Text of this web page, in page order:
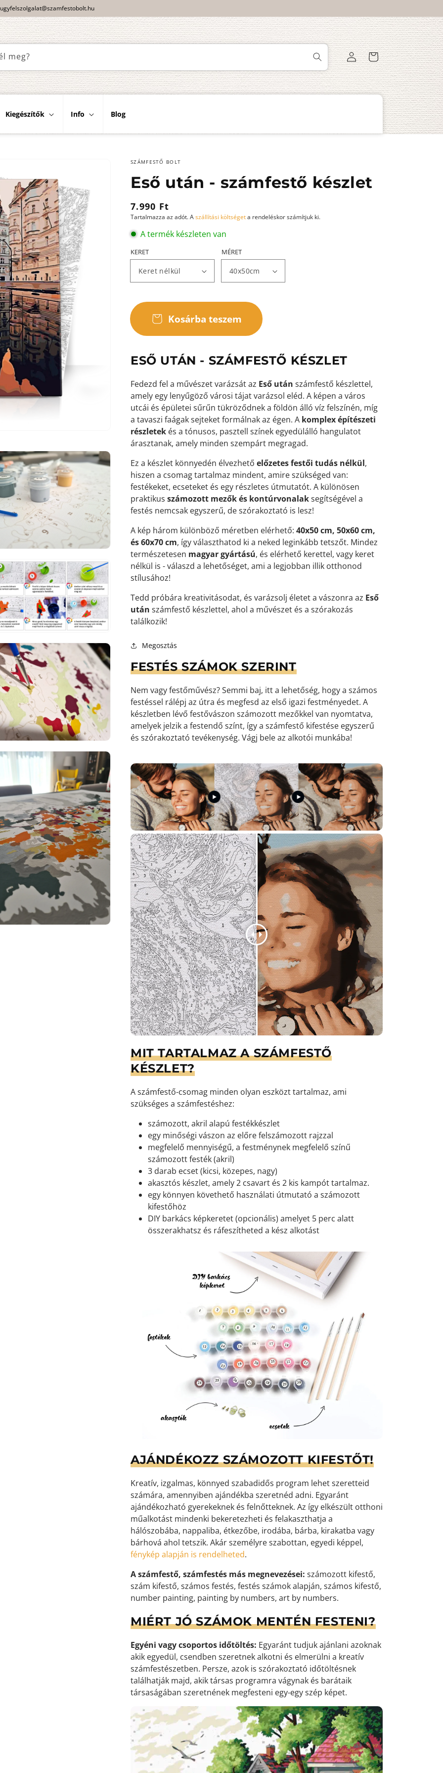
ugyfelszolgalat@szamfestobolt.hu
meg? BejelentkezésKosár
Kiegészítők Info Blog
7.
médiafájl
megnyitása
galérianézetben
8.
médiafájl
megnyitása
galérianézetben
médiafájl
megnyitása
galérianézetben
10.
médiafájl
megnyitása
galérianézetben
SZÁMFESTŐ BOLT
Eső után - számfestő készlet
Normál
ár
7.990 Ft
Tartalmazza az adót. Aszállítási költségeta rendeléskor számítjuk ki.
A termék készleten van
KERET MÉRET
Kosárba teszem
ESŐ UTÁN - SZÁMFESTŐ KÉSZLET
Fedezd fel a művészet varázsát az Eső után számfestő készlettel,
amely egy lenyűgöző városi tájat varázsol eléd. A képen a város
utcái és épületei sűrűn tükröződnek a földön álló víz felszínén, míg
a tavaszi faágak sejteket formálnak az égen. A komplex építészeti
részletek és a tónusos, pasztell színek egyedülálló hangulatot
árasztanak, amely minden szempárt megragad.
Ez a készlet könnyedén élvezhető előzetes festői tudás nélkül,
hiszen a csomag tartalmaz mindent, amire szükséged van:
festékeket, ecseteket és egy részletes útmutatót. A különösen
praktikus számozott mezők és kontúrvonalaksegítségével a
festés nemcsak egyszerű, de szórakoztató is lesz!
A kép három különböző méretben elérhető: 40x50 cm, 50x60 cm,
és 60x70 cm, így választhatod ki a neked leginkább tetszőt. Mindez
természetesen magyar gyártású, és elérhető kerettel, vagy keret
nélkül is - válaszd a lehetőséget, ami a legjobban illik otthonod
stílusához!
Tedd próbára kreativitásodat, és varázsolj életet a vászonra az Eső
után számfestő készlettel, ahol a művészet és a szórakozás
találkozik!
Megosztás
FESTÉS SZÁMOK SZERINT
Nem vagy festőművész? Semmi baj, itt a lehetőség, hogy a számos
festéssel rálépj az útra és megfesd az első igazi festményedet. A
készletben lévő festővászon számozott mezőkkel van nyomtatva,
amelyek jelzik a festendő színt, így a számfestő kifestése egyszerű
és szórakoztató tevékenység. Vágj bele az alkotói munkába!
MIT TARTALMAZ A SZÁMFESTŐ
KÉSZLET?
A számfestő-csomag minden olyan eszközt tartalmaz, ami
szükséges a számfestéshez:
számozott, akril alapú festékkészlet
egy minőségi vászon az előre felszámozott rajzzal
megfelelő mennyiségű, a festménynek megfelelő színű
számozott festék (akril)
3 darab ecset (kicsi, közepes, nagy)
akasztós készlet, amely 2 csavart és 2 kis kampót tartalmaz.
egy könnyen követhető használati útmutató a számozott
kifestőhöz
DIY barkács képkeretet (opcionális) amelyet 5 perc alatt
összerakhatsz és ráfeszítheted a kész alkotást
AJÁNDÉKOZZ SZÁMOZOTT KIFESTŐT!
Kreatív, izgalmas, könnyed szabadidős program lehet szeretteid
számára, amennyiben ajándékba szeretnéd adni. Egyaránt
ajándékozható gyerekeknek és felnőtteknek. Az így elkészült otthoni
műalkotást mindenki bekeretezheti és felakaszthatja a
hálószobába, nappaliba, étkezőbe, irodába, bárba, kirakatba vagy
bárhová ahol tetszik. Akár személyre szabottan, egyedi képpel,
fénykép alapján is rendelheted.
A számfestő, számfestés más megnevezései: számozott kifestő,
szám kifestő, számos festés, festés számok alapján, számos kifestő,
number painting, painting by numbers, art by numbers.
MIÉRT JÓ SZÁMOK MENTÉN FESTENI?
Egyéni vagy csoportos időtöltés: Egyaránt tudjuk ajánlani azoknak
akik egyedül, csendben szeretnek alkotni és elmerülni a kreatív
számfestészetben. Persze, azok is szórakoztató időtöltésnek
találhatják majd, akik társas programra vágynak és barátaik
társaságában szeretnének megfesteni egy-egy szép képet.